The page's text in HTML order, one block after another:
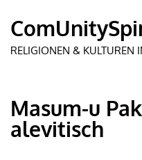
Masum-u
alevitisch